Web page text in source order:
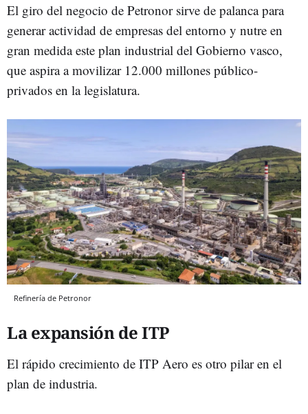
El giro del negocio de Petronor sirve de palanca para
generar actividad de empresas del entorno y nutre en
gran medida este plan industrial del Gobierno vasco,
que aspira a movilizar 12.000 millones público-
privados en la legislatura.
Refinería de Petronor
La expansión de ITP
El rápido crecimiento de ITP Aero es otro pilar en el
plan de industria.